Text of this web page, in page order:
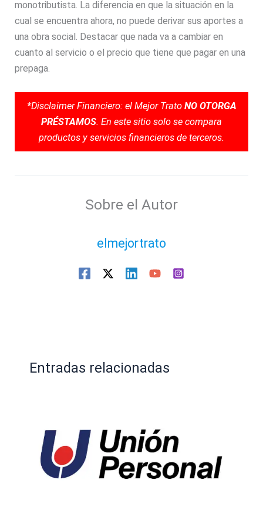
monotributista. La diferencia en que la situación en la
cual se encuentra ahora, no puede derivar sus aportes a
una obra social. Destacar que nada va a cambiar en
cuanto al servicio o el precio que tiene que pagar en una
prepaga.
*Disclaimer Financiero: el Mejor Trato NO OTORGA
PRÉSTAMOS. En este sitio solo se compara
productos y servicios financieros de terceros.
Sobre el Autor
elmejortrato
Entradas relacionadas